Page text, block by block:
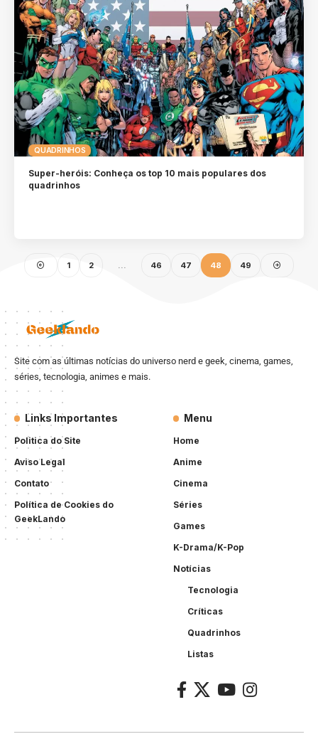
QUADRINHOS
Super-heróis: Conheça os top 10 mais populares dos
quadrinhos
1 2 46 47 48 49
Site com as últimas notícias do universo nerd e geek, cinema, games,
séries, tecnologia, animes e mais.
Links Importantes
Politica do Site
Aviso Legal
Contato
Política de Cookies do
GeekLando
Menu
Home
Anime
Cinema
Séries
Games
K-Drama/K-Pop
Notícias
Tecnologia
Críticas
Quadrinhos
Listas